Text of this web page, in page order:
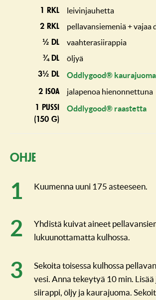
1 rkl leivinjauhetta
2 rkl pellavansiemeniä + vajaa
½ dl vaahterasiirappia
¾ dl öljyä
3½ dl Oddlygood®
2 isoa jalapenoa hienonnettuna
1 pussi
(150 g)
Oddlygood® raastetta
Ohje
Kuumenna uuni 175 asteeseen.
Yhdistä kuivat aineet
lukuunottamatta kulhossa.
Sekoita toisessa kulhossa
vesi. Anna tekeytyä 10 min.
siirappi, öljy ja kaurajuoma.